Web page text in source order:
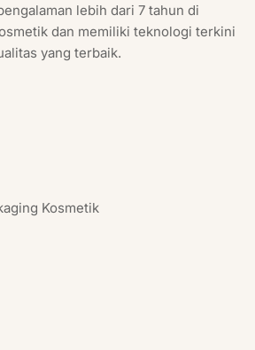
lebih dari 7 tahun di
dan memiliki teknologi terkini
yang terbaik.
Kosmetik